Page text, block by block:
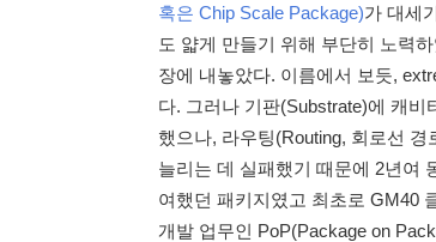
혹은 Chip Scale Package)가 대세
도 얇게 만들기 위해 부단히 노력
장에 내놓았다. 이름에서 보듯,
다. 그러나 기판(Substrate)에 캐
했으나, 라우팅(Routing, 회로선
늘리는 데 실패했기 때문에 2년여
여했던 패키지였고 최초로 GM40
개발 업무인 PoP(Package on